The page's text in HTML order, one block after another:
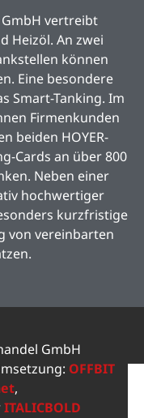
GmbH vertreibt
Heizöl. An zwei
können
Eine besondere
Smart-Tanking. Im
Firmenkunden
beiden HOYER-
Cards an über 800
Neben einer
hochwertiger
kurzfristige
von vereinbarten
GmbH
OFFBIT
,
ITALICBOLD